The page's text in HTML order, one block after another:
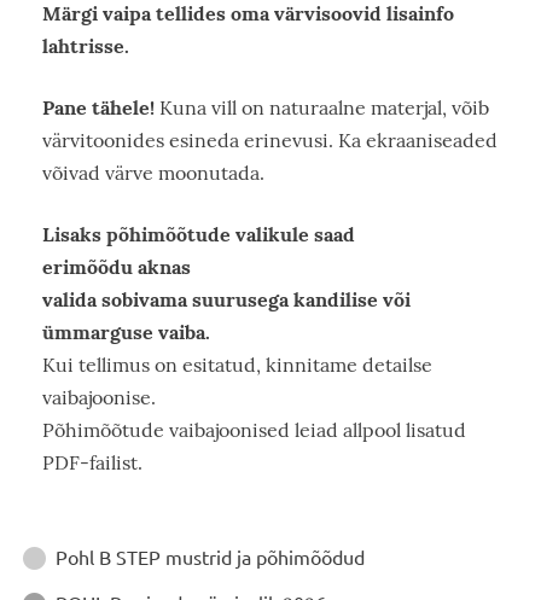
Märgi vaipa tellides oma värvisoovid lisainfo
lahtrisse.
Pane tähele! Kuna vill on naturaalne materjal, võib
värvitoonides esineda erinevusi. Ka ekraaniseaded
võivad värve moonutada.
Lisaks põhimõõtude valikule saad
erimõõdu aknas
valida sobivama suurusega kandilise või
ümmarguse vaiba.
Kui tellimus on esitatud, kinnitame detailse
vaibajoonise.
Põhimõõtude vaibajoonised leiad allpool lisatud
PDF-failist.
Juhendid
 Pohl B STEP mustrid ja põhimõõdud